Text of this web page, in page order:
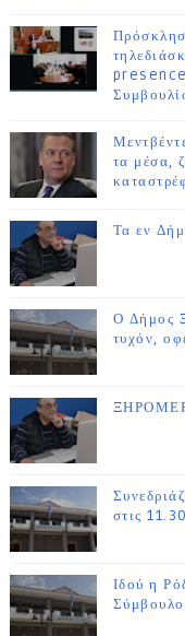
τα μέσα,
Τα εν
Ο Δήμος
τυχόν,
στις
Ιδού η